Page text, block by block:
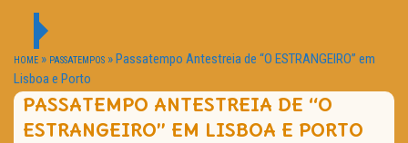
HOME CINEMA
NOTA PESSOAL
HOME » PASSATEMPOS »Passatempo Antestreia de “O ESTRANGEIRO” em
Lisboa e Porto
PASSATEMPO ANTESTREIA DE “O
ESTRANGEIRO” EM LISBOA E PORTO